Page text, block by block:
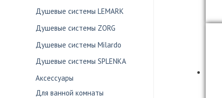
Душевые системы LEMARK
Душевые системы ZORG
Душевые системы Milardo
Душевые системы SPLENKA
Аксессуары
Для ванной комнаты